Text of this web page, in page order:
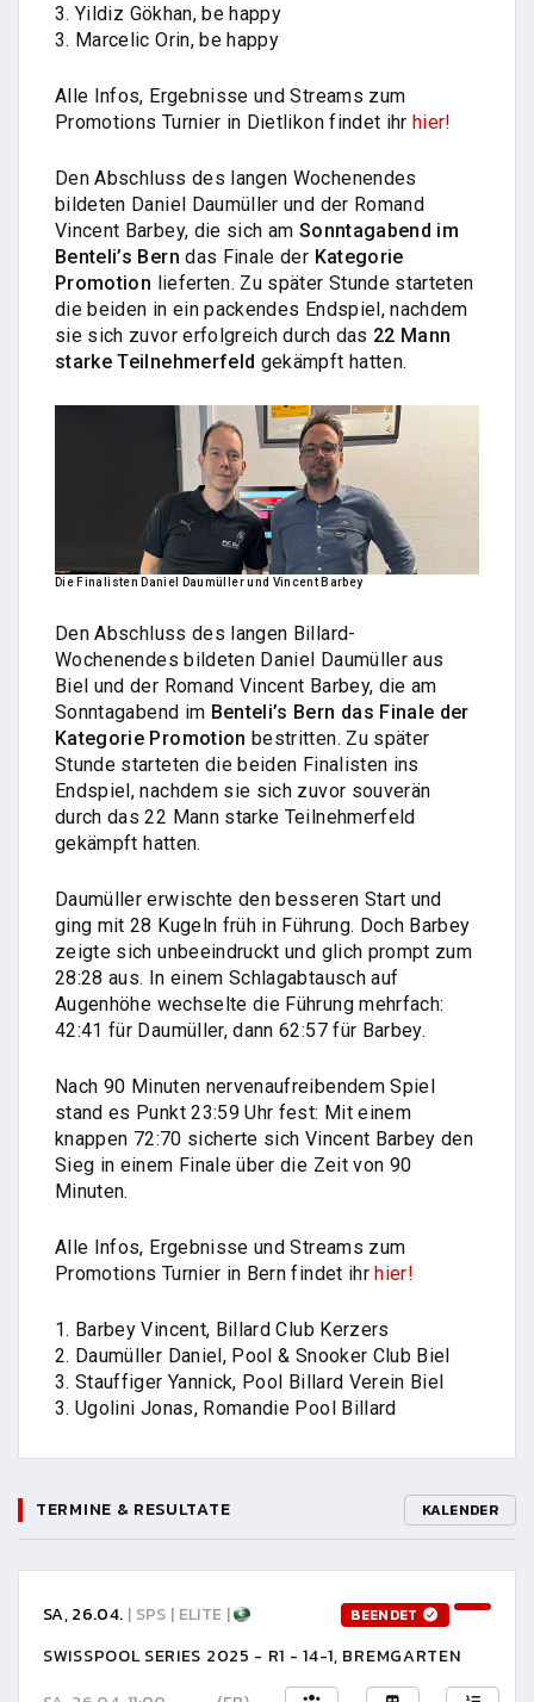
3. Yildiz Gökhan, be happy
3. Marcelic Orin, be happy
Alle Infos, Ergebnisse und Streams zum
Promotions Turnier in Dietlikon findet ihr hier!
Den Abschluss des langen Wochenendes
bildeten Daniel Daumüller und der Romand
Vincent Barbey, die sich am Sonntagabend im
Benteli’s Bern das Finale der Kategorie
Promotion lieferten. Zu später Stunde starteten
die beiden in ein packendes Endspiel, nachdem
sie sich zuvor erfolgreich durch das 22 Mann
starke Teilnehmerfeld gekämpft hatten.
Die Finalisten Daniel Daumüller und Vincent Barbey
Den Abschluss des langen Billard-
Wochenendes bildeten Daniel Daumüller aus
Biel und der Romand Vincent Barbey, die am
Sonntagabend im Benteli’s Bern das Finale der
Kategorie Promotion bestritten. Zu später
Stunde starteten die beiden Finalisten ins
Endspiel, nachdem sie sich zuvor souverän
durch das 22 Mann starke Teilnehmerfeld
gekämpft hatten.
Daumüller erwischte den besseren Start und
ging mit 28 Kugeln früh in Führung. Doch Barbey
zeigte sich unbeeindruckt und glich prompt zum
28:28 aus. In einem Schlagabtausch auf
Augenhöhe wechselte die Führung mehrfach:
42:41 für Daumüller, dann 62:57 für Barbey.
Nach 90 Minuten nervenaufreibendem Spiel
stand es Punkt 23:59 Uhr fest: Mit einem
knappen 72:70 sicherte sich Vincent Barbey den
Sieg in einem Finale über die Zeit von 90
Minuten.
Alle Infos, Ergebnisse und Streams zum
Promotions Turnier in Bern findet ihr hier!
1. Barbey Vincent, Billard Club Kerzers
2. Daumüller Daniel, Pool & Snooker Club Biel
3. Stauffiger Yannick, Pool Billard Verein Biel
3. Ugolini Jonas, Romandie Pool Billard
TERMINE & RESULTATE KALENDER
SA, 26.04. | SPS | ELITE | BEENDET
SWISSPOOL SERIES 2025 - R1 - 14-1, BREMGARTEN